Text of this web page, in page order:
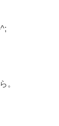
。